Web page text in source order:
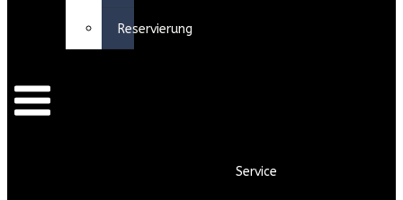
Reservierung
Service